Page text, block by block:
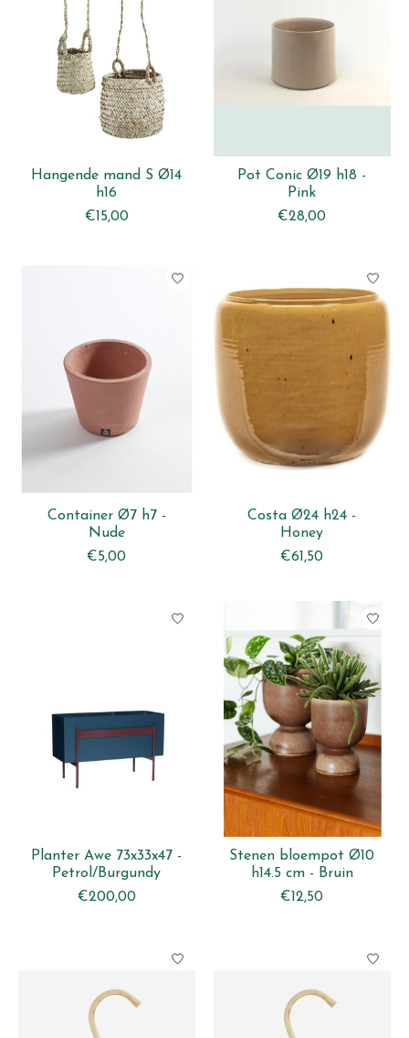
Hangende mand S Ø14
h16
€15,00
Pot Conic Ø19 h18 -
Pink
€28,00
Container Ø7 h7 -
Nude
€5,00
Costa Ø24 h24 -
Honey
€61,50
Planter Awe 73x33x47 -
Petrol/Burgundy
€200,00
Stenen bloempot Ø10
h14.5 cm - Bruin
€12,50